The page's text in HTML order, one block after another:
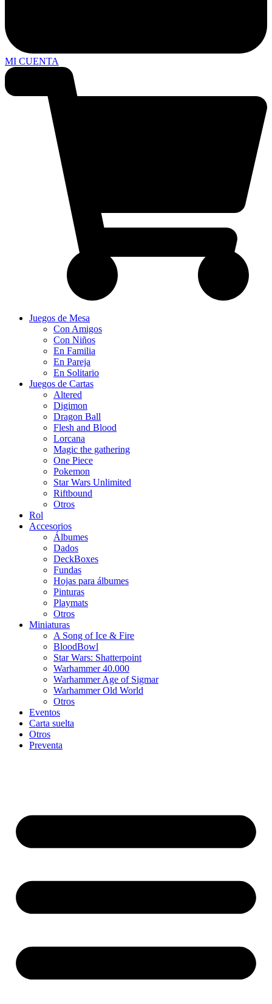
MI CUENTA
Juegos de Mesa
Con Amigos
Con Niños
En Familia
En Pareja
En Solitario
Juegos de Cartas
Altered
Digimon
Dragon Ball
Flesh and Blood
Lorcana
Magic the gathering
One Piece
Pokemon
Star Wars Unlimited
Riftbound
Otros
Rol
Accesorios
Álbumes
Dados
DeckBoxes
Fundas
Hojas para álbumes
Pinturas
Playmats
Otros
Miniaturas
A Song of Ice & Fire
BloodBowl
Star Wars: Shatterpoint
Warhammer 40.000
Warhammer Age of Sigmar
Warhammer Old World
Otros
Eventos
Carta suelta
Otros
Preventa